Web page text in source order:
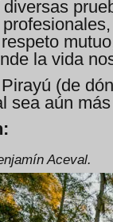
la vida
(de
sea aún
Aceval.